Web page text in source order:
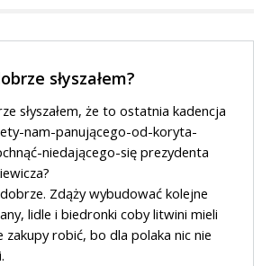
słyszałem?
słyszałem, że to ostatnia kadencja
nam-panującego-od-koryta-
niedającego-się prezydenta
Zdąży wybudować kolejne
lidle i biedronki coby litwini mieli
zakupy robić, bo dla polaka nic nie